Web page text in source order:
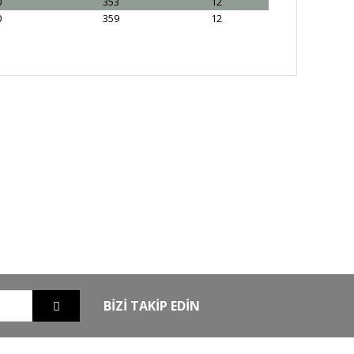
359 12
BİZİ TAKİP EDİN